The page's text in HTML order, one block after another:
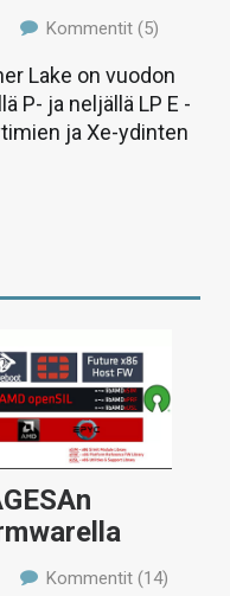
Kommentit (5)
Lake on vuodon
P- ja neljällä LP E -
ja Xe-ydinten
Kommentit (14)